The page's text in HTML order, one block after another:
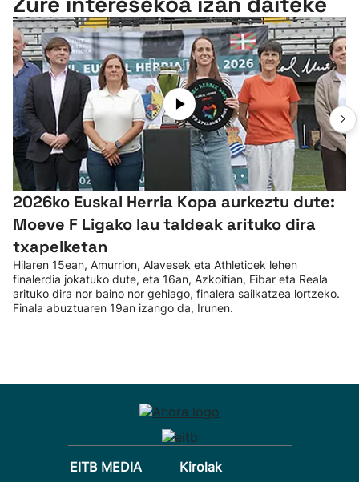
2026ko Euskal Herria Kopa aurkeztu dute:
Moeve F Ligako lau taldeak arituko dira
txapelketan
Hilaren 15ean, Amurrion, Alavesek eta Athleticek lehen
finalerdia jokatuko dute, eta 16an, Azkoitian, Eibar eta Reala
arituko dira nor baino nor gehiago, finalera sailkatzea lortzeko.
Finala abuztuaren 19an izango da, Irunen.
EITB MEDIA Kirolak